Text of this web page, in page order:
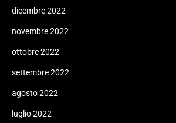
dicembre 2022
novembre 2022
ottobre 2022
settembre 2022
agosto 2022
luglio 2022